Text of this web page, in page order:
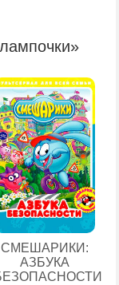
СМЕШАРИКИ:
АЗБУКА